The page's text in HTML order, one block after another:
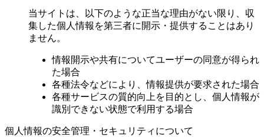
当サイトは、以下のような正当な理由がない限り、収
集した個人情報を第三者に開示・提供することはあり
ません。
情報開示や共有についてユーザーの同意が得られ
た場合
各種法令などにより、情報提供が要求された場合
各種サービスの質的向上を目的とし、個人情報が
識別できない状態で利用する場合
個人情報の安全管理・セキュリティについて